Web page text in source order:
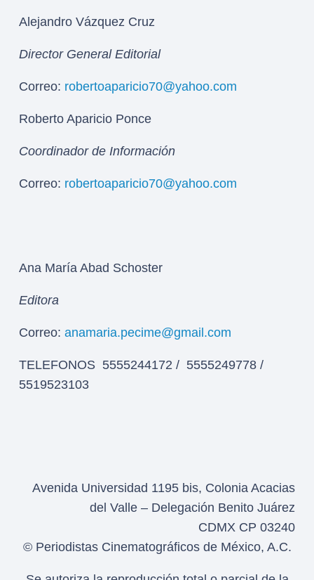
Alejandro Vázquez Cruz
Director General Editorial
Correo: robertoaparicio70@yahoo.com
Roberto Aparicio Ponce
Coordinador de Información
Correo: robertoaparicio70@yahoo.com
Ana María Abad Schoster
Editora
Correo: anamaria.pecime@gmail.com
TELEFONOS 5555244172 / 5555249778 /
5519523103
Avenida Universidad 1195 bis, Colonia Acacias
del Valle – Delegación Benito Juárez
CDMX CP 03240
© Periodistas Cinematográficos de México, A.C.